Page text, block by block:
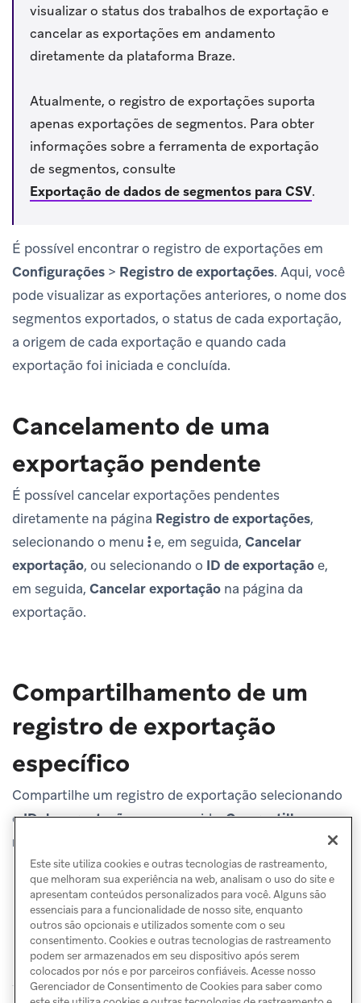
visualizar o status dos trabalhos de exportação e
cancelar as exportações em andamento
diretamente da plataforma Braze.
Atualmente, o registro de exportações suporta
apenas exportações de segmentos. Para obter
informações sobre a ferramenta de exportação
de segmentos, consulte
Exportação de dados de segmentos para CSV.
É possível encontrar o registro de exportações em
Configurações > Registro de exportações. Aqui, você
pode visualizar as exportações anteriores, o nome dos
segmentos exportados, o status de cada exportação,
a origem de cada exportação e quando cada
exportação foi iniciada e concluída.
Cancelamento de uma
exportação pendente
É possível cancelar exportações pendentes
diretamente na página Registro de exportações,
selecionando o menu e, em seguida, Cancelar
exportação, ou selecionando o ID de exportaçãoe,
em seguida, Cancelar exportação na página da
exportação.
Compartilhamento de um
registro de exportação
específico
Compartilhe um registro de exportação selecionando
oID de exportaçãoe, em seguida,Compartilhar
registro
Este site utiliza cookies e outras tecnologias de rastreamento,
que melhoram sua experiência na web, analisam o uso do site e
apresentam conteúdos personalizados para você. Alguns são
essenciais para a funcionalidade de nosso site, enquanto
outros são opcionais e utilizados somente com o seu
consentimento. Cookies e outras tecnologias de rastreamento
podem ser armazenados em seu dispositivo após serem
colocados por nós e por parceiros confiáveis. Acesse nosso
Gerenciador de Consentimento de Cookies para saber como